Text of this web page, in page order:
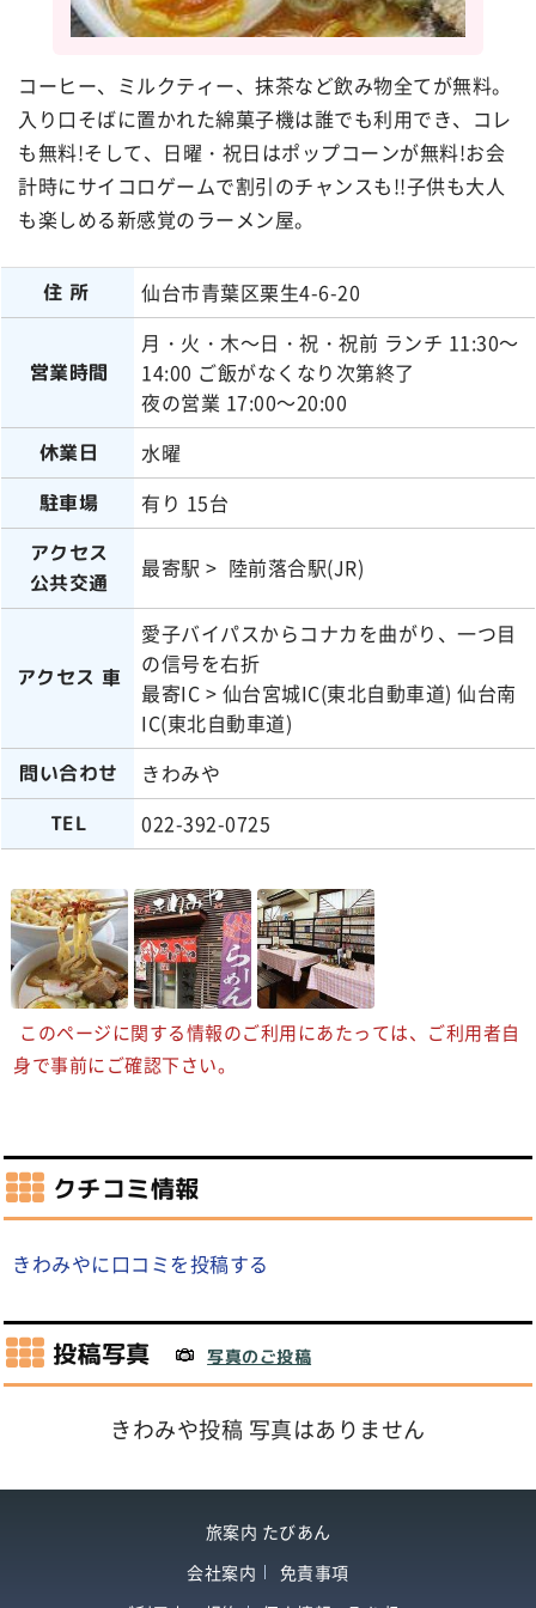
コーヒー、ミルクティー、抹茶など飲み物全てが無料。
入り口そばに置かれた綿菓子機は誰でも利用でき、コレ
も無料!そして、日曜・祝日はポップコーンが無料!お会
計時にサイコロゲームで割引のチャンスも!!子供も大人
も楽しめる新感覚のラーメン屋。
住所 仙台市青葉区栗生4-6-20
営業時間
月・火・木～日・祝・祝前 ランチ 11:30～
14:00 ご飯がなくなり次第終了
夜の営業 17:00～20:00
休業日 水曜
駐車場 有り 15台
アクセス
公共交通
最寄駅 > 陸前落合駅(JR)
アクセス 車
愛子バイパスからコナカを曲がり、一つ目
の信号を右折
最寄IC > 仙台宮城IC(東北自動車道) 仙台南
IC(東北自動車道)
問い合わせ きわみや
TEL 022-392-0725
このページに関する情報のご利用にあたっては、ご利用者自
身で事前にご確認下さい。
クチコミ情報
きわみやに口コミを投稿する
投稿写真 写真のご投稿
きわみや投稿 写真はありません
旅案内 たびあん
会社案内
免責事項